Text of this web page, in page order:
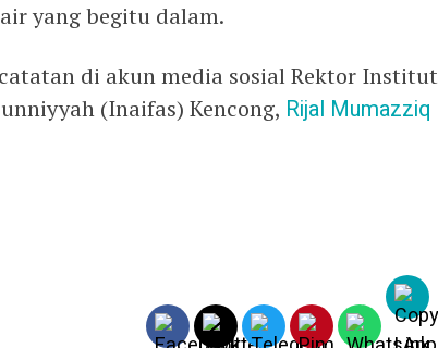
yang begitu dalam.
di akun media sosial Rektor Institut
(Inaifas) Kencong, Rijal Mumazziq